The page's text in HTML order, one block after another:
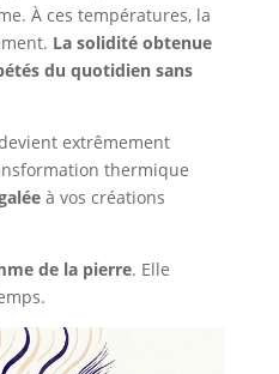
À ces températures, la
La solidité obtenue
du quotidien sans
extrêmement
thermique
à vos créations
de la pierre. Elle